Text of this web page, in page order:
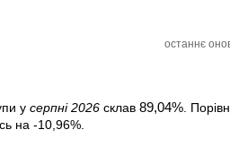
останнє
у серпні 2026 склав 89,04% .
на -10,96%.